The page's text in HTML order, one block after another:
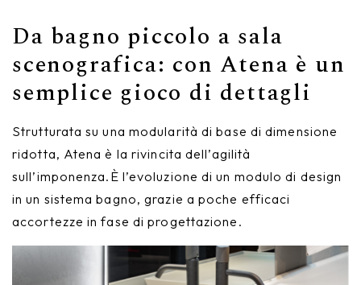
Da bagno piccolo a sala
scenografica: con Atena è un
semplice gioco di dettagli
Strutturata su una modularità di base di dimensione
ridotta, Atena è la rivincita dell’agilità
sull’imponenza.È l’evoluzione di un modulo di design
in un sistema bagno, grazie a poche efficaci
accortezze in fase di progettazione.